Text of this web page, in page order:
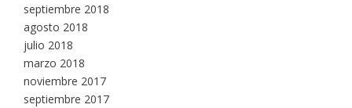
septiembre 2018
agosto 2018
julio 2018
marzo 2018
noviembre 2017
septiembre 2017